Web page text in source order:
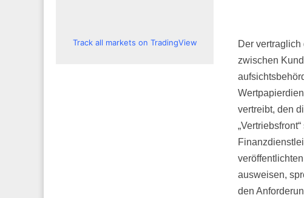
Der
zwischen
vertreibt, den
ausweisen,
den
Track all markets on TradingView